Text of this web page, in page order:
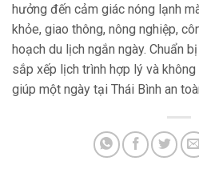
hưởng đến cảm giác nóng lạnh
khỏe, giao thông, nông nghiệp,
hoạch du lịch ngắn ngày. Chuẩn
sắp xếp lịch trình hợp lý và
giúp một ngày tại Thái Bình an